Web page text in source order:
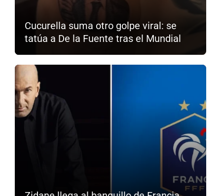
Cucurella suma otro golpe viral: se
tatúa a De la Fuente tras el Mundial